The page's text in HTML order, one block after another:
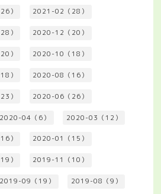
） 2021-02（28）
） 2020-12（20）
） 2020-10（18）
） 2020-08（16）
） 2020-06（26）
2020-04（6） 2020-03（12）
） 2020-01（15）
） 2019-11（10）
2019-09（19） 2019-08（9）